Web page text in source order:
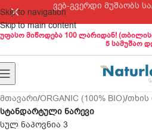
Skip to navigation
Skip to main content
ვებ-გვერდი მუშაობს
უფასო მიწოდება 100 ლარიდან!
5 სამუშაო
მთავარი/ORGANIC (100% BIO)/თხის
სტანდარტული ნარევი
სულ ნაპოვნია 3